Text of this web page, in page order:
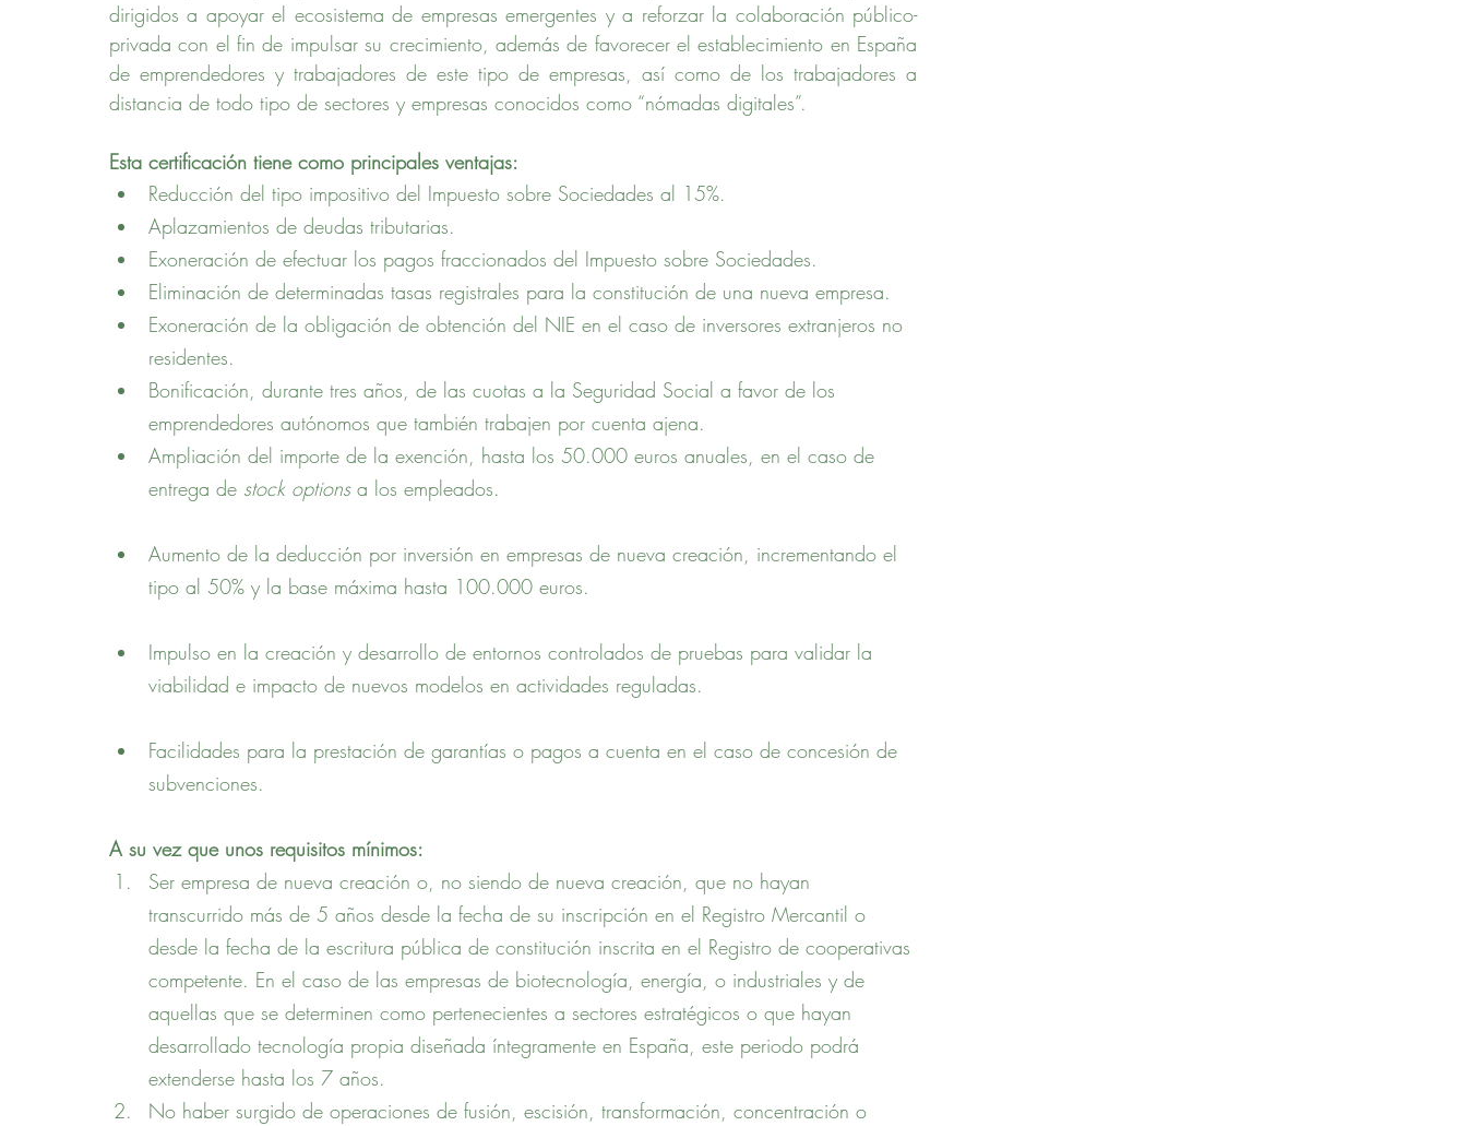
dirigidos a apoyar el ecosistema de empresas emergentes y a reforzar la colaboración público-
privada con el fin de impulsar su crecimiento, además de favorecer el establecimiento en España
de emprendedores y trabajadores de este tipo de empresas, así como de los trabajadores a
distancia de todo tipo de sectores y empresas conocidos como “nómadas digitales”.
Esta certificación tiene como principales ventajas:
Reducción del tipo impositivo del Impuesto sobre Sociedades al 15%.
Aplazamientos de deudas tributarias.
Exoneración de efectuar los pagos fraccionados del Impuesto sobre Sociedades.
Eliminación de determinadas tasas registrales para la constitución de una nueva empresa.
Exoneración de la obligación de obtención del NIE en el caso de inversores extranjeros no
residentes.
Bonificación, durante tres años, de las cuotas a la Seguridad Social a favor de los
emprendedores autónomos que también trabajen por cuenta ajena.
Ampliación del importe de la exención, hasta los 50.000 euros anuales, en el caso de
entrega de stock options a los empleados.
Aumento de la deducción por inversión en empresas de nueva creación, incrementando el
tipo al 50% y la base máxima hasta 100.000 euros.
Impulso en la creación y desarrollo de entornos controlados de pruebas para validar la
viabilidad e impacto de nuevos modelos en actividades reguladas.
Facilidades para la prestación de garantías o pagos a cuenta en el caso de concesión de
subvenciones.
A su vez que unos requisitos mínimos:
Ser empresa de nueva creación o, no siendo de nueva creación, que no hayan
transcurrido más de 5 años desde la fecha de su inscripción en el Registro Mercantil o
desde la fecha de la escritura pública de constitución inscrita en el Registro de cooperativas
competente. En el caso de las empresas de biotecnología, energía, o industriales y de
aquellas que se determinen como pertenecientes a sectores estratégicos o que hayan
desarrollado tecnología propia diseñada íntegramente en España, este periodo podrá
extenderse hasta los 7 años.
No haber surgido de operaciones de fusión, escisión, transformación, concentración o